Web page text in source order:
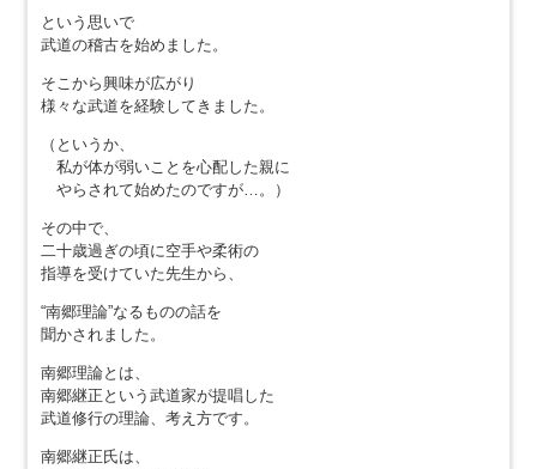
という思いで
武道の稽古を始めました。
そこから興味が広がり
様々な武道を経験してきました。
（というか、
私が体が弱いことを心配した親に
やらされて始めたのですが…。）
その中で、
二十歳過ぎの頃に空手や柔術の
指導を受けていた先生から、
“南郷理論”なるものの話を
聞かされました。
南郷理論とは、
南郷継正という武道家が提唱した
武道修行の理論、考え方です。
南郷継正氏は、